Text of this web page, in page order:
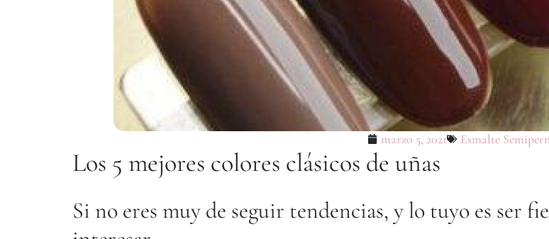
marzo 5, 2021 Esmalte
Los 5 mejores colores clásicos de uñas
Si no eres muy de seguir tendencias, y lo tuyo es ser